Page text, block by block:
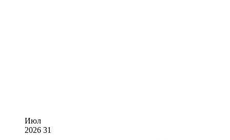
Июл
2026 31